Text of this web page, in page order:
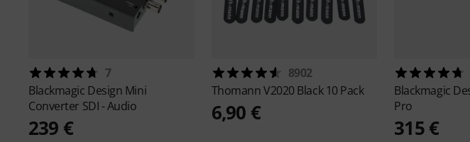
7
Blackmagic Design Mini
Converter SDI - Audio
239 €
8902
ThomannV2020 Black 10 Pack
6,90 €
Blackmagic
Pro
315 €